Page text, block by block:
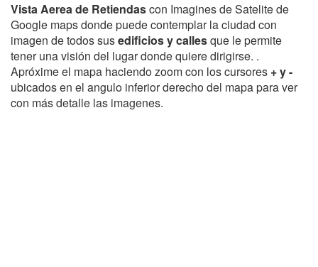
Vista Aerea de Retiendascon Imagines de Satelite de
Google maps donde puede contemplar la ciudad con
imagen de todos susedificios y callesque le permite
tener una visión del lugar donde quiere dirigirse. .
Apróxime el mapa haciendo zoom con los cursores + y -
ubicados en el angulo inferior derecho del mapa para ver
con más detalle las imagenes.